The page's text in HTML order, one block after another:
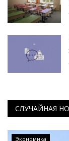
СЛУЧАЙНАЯ
Экономика